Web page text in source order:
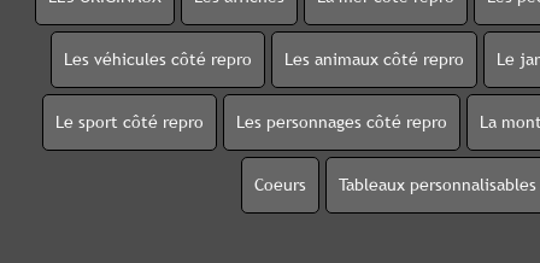
Les véhicules côté repro Les animaux côté repro Le
Le sport côté repro Les personnages côté repro La
Coeurs Tableaux personnalisables